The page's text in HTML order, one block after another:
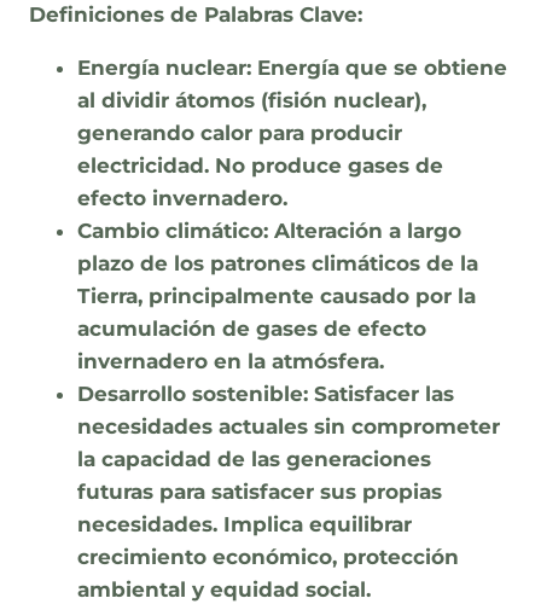
Definiciones de Palabras Clave:
Energía nuclear: Energía que se obtiene
al dividir átomos (fisión nuclear),
generando calor para producir
electricidad. No produce gases de
efecto invernadero.
Cambio climático: Alteración a largo
plazo de los patrones climáticos de la
Tierra, principalmente causado por la
acumulación de gases de efecto
invernadero en la atmósfera.
Desarrollo sostenible: Satisfacer las
necesidades actuales sin comprometer
la capacidad de las generaciones
futuras para satisfacer sus propias
necesidades. Implica equilibrar
crecimiento económico, protección
ambiental y equidad social.